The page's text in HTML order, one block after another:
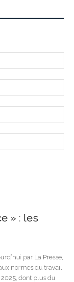
» : les
par La Presse,
normes du travail
dont plus du